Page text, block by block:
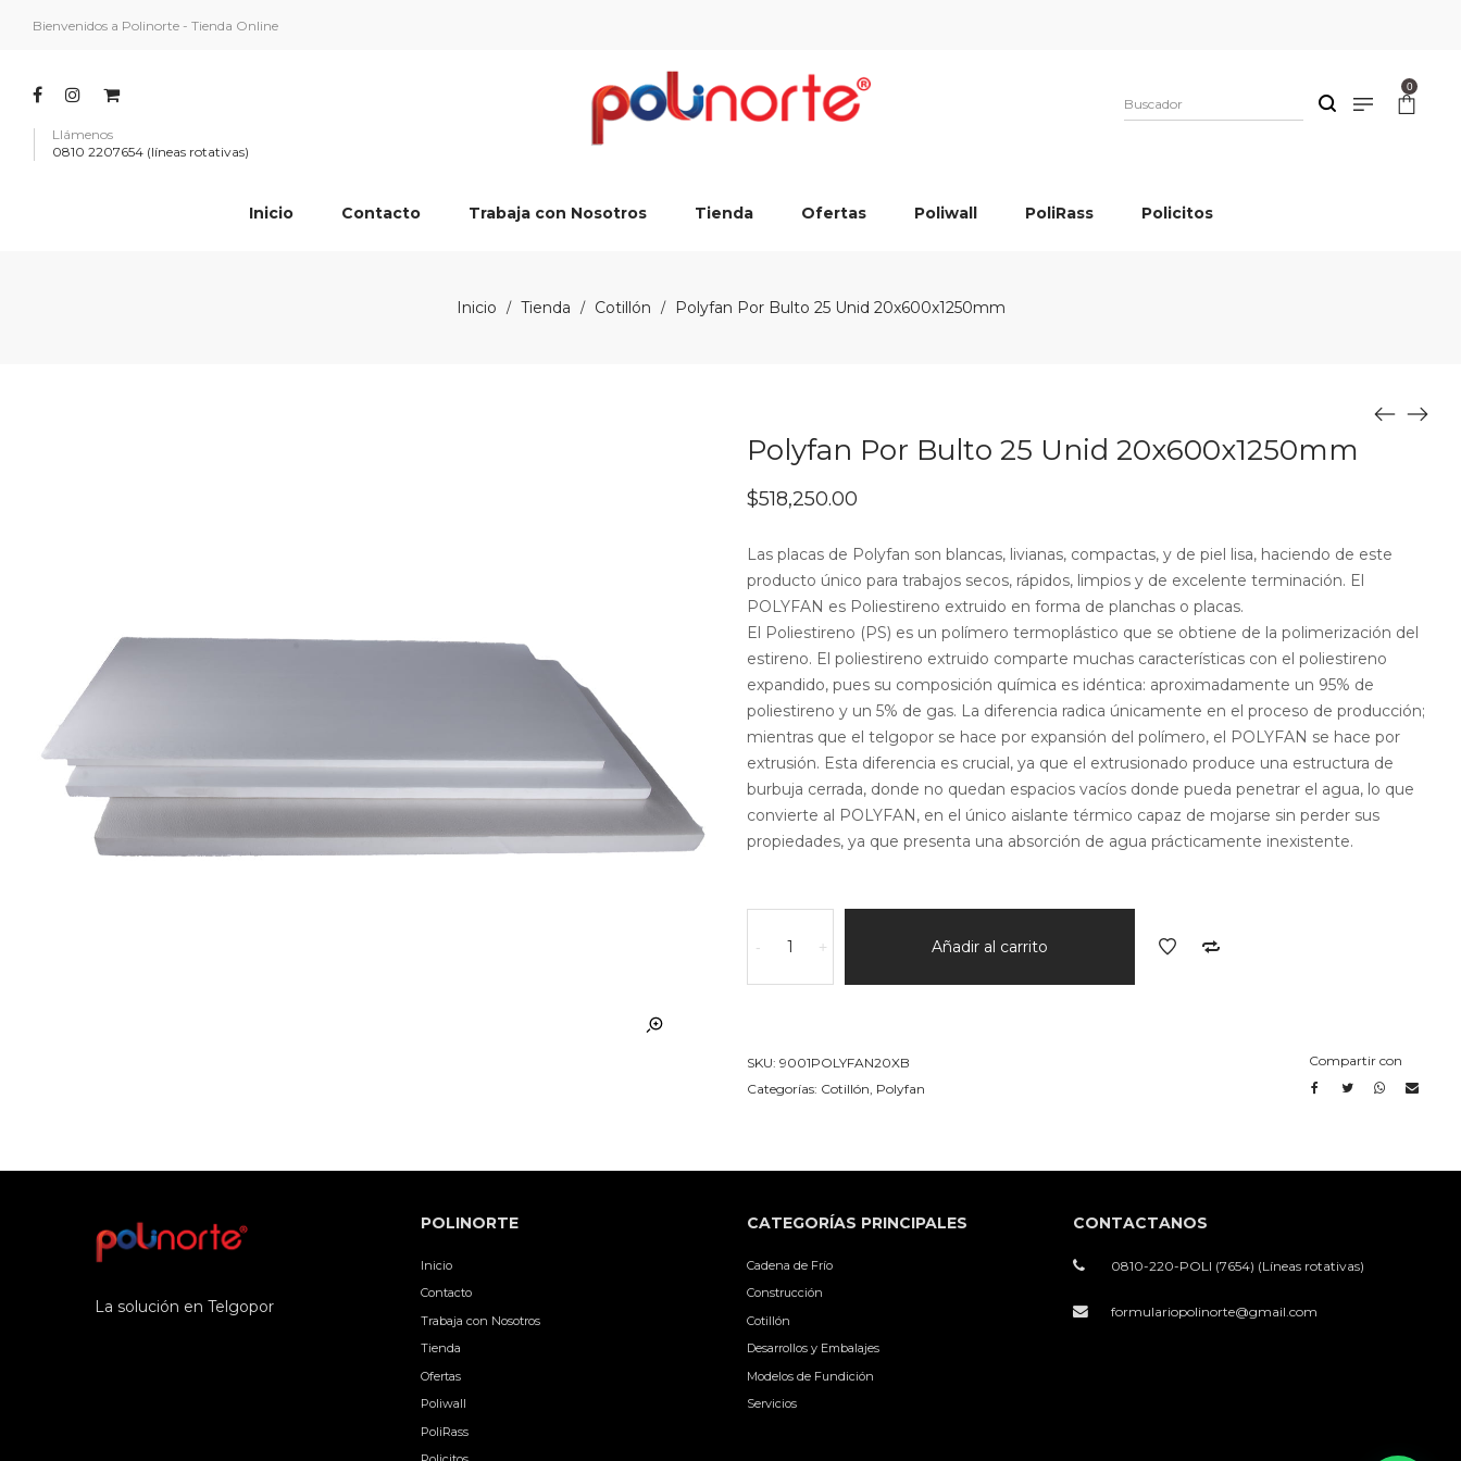
Bienvenidos a Polinorte - Tienda Online
Llámenos
0810 2207654 (líneas rotativas)
0
Inicio Contacto Trabaja con Nosotros Tienda Ofertas Poliwall PoliRass Policitos
Inicio / Tienda / Cotillón / Polyfan Por Bulto 25 Unid 20x600x1250mm
Polyfan Por Bulto 25 Unid 20x600x1250mm
$518,250.00
Las placas de Polyfan son blancas, livianas, compactas, y de piel lisa, haciendo de este
producto único para trabajos secos, rápidos, limpios y de excelente terminación. El
POLYFAN es Poliestireno extruido en forma de planchas o placas.
El Poliestireno (PS) es un polímero termoplástico que se obtiene de la polimerización del
estireno. El poliestireno extruido comparte muchas características con el poliestireno
expandido, pues su composición química es idéntica: aproximadamente un 95% de
poliestireno y un 5% de gas. La diferencia radica únicamente en el proceso de producción;
mientras que el telgopor se hace por expansión del polímero, el POLYFAN se hace por
extrusión. Esta diferencia es crucial, ya que el extrusionado produce una estructura de
burbuja cerrada, donde no quedan espacios vacíos donde pueda penetrar el agua, lo que
convierte al POLYFAN, en el único aislante térmico capaz de mojarse sin perder sus
propiedades, ya que presenta una absorción de agua prácticamente inexistente.
-
Por
+ Añadir al carrito
SKU: 9001POLYFAN20XB
Categorías: Cotillón Polyfan
Compartir con
La solución en Telgopor
POLINORTE
Inicio
Contacto
Trabaja con Nosotros
Tienda
Ofertas
Poliwall
PoliRass
CATEGORÍAS PRINCIPALES
Cadena de Frío
Construcción
Cotillón
Desarrollos y Embalajes
Modelos de Fundición
Servicios
CONTACTANOS
0810-220-POLI (7654) (Líneas rotativas)
formulariopolinorte@gmail.com